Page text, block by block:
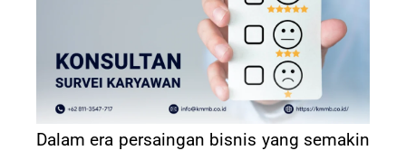
Dalam era persaingan bisnis yang semakin